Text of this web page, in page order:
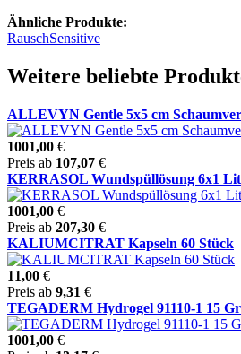
Ähnliche Produkte:
RauschSensitive
Weitere beliebte
ALLEVYN Gentle 5x5 cm
1001,00 €
Preis ab 107,07 €
KERRASOL Wundspüllösung 6x1
1001,00 €
Preis ab 207,30 €
KALIUMCITRAT Kapseln 60 Stück
11,00 €
Preis ab 9,31 €
TEGADERM Hydrogel 91110-1 15
1001,00 €